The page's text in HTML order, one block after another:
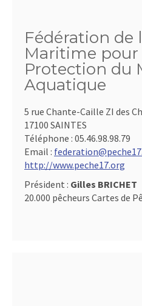
Fédération de
Maritime pour
Protection du
Aquatique
5 rue Chante-Caille ZI des
17100 SAINTES
Téléphone : 05.46.98.98.79
Email :
http://www.peche17.org
Président : Gilles BRICHET
20.000 pêcheurs Cartes de